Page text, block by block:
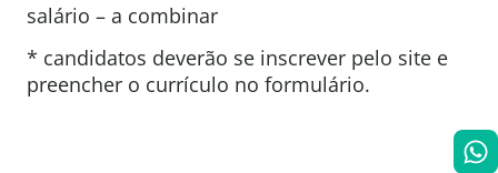
salário – a combinar
* candidatos deverão se inscrever pelo site e
preencher o currículo no formulário.